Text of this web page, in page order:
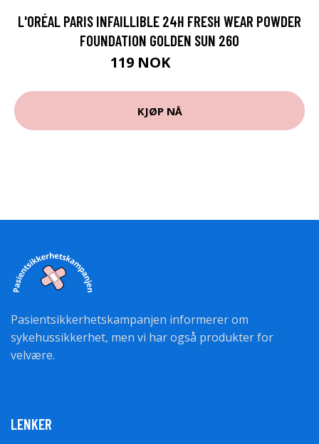
L'ORÉAL PARIS INFAILLIBLE 24H FRESH WEAR POWDER
FOUNDATION GOLDEN SUN 260
119 NOK
KJØP NÅ
Pasientsikkerhetskampanjen informerer om
sykehussikkerhet, men vi har også produkter for
velvære.
LENKER